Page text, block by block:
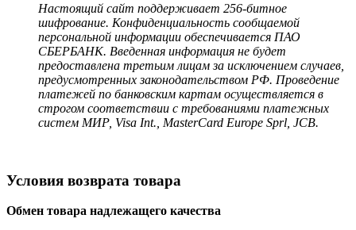
Настоящий сайт поддерживает 256-битное
шифрование. Конфиденциальность сообщаемой
персональной информации обеспечивается ПАО
СБЕРБАНК. Введенная информация не будет
предоставлена третьим лицам за исключением случаев,
предусмотренных законодательством РФ. Проведение
платежей по банковским картам осуществляется в
строгом соответствии с требованиями платежных
систем МИР, Visa Int., MasterCard Europe Sprl, JCB.
Условия возврата товара
Обмен товара надлежащего качества